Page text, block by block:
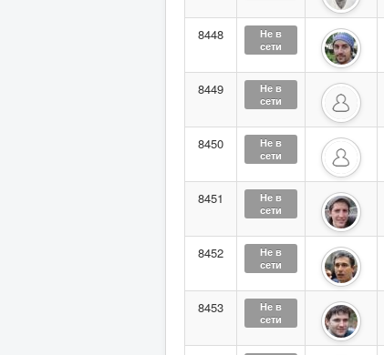
8448
Не в
сети
8449
Не в
сети
8450
Не в
сети
8451
Не в
сети
8452
Не в
сети
8453
Не в
сети